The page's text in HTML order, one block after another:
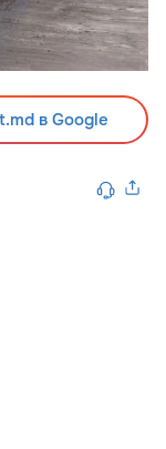
в Google